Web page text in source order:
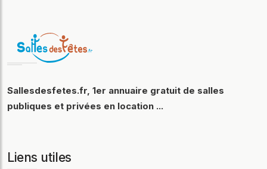
Sallesdesfetes.fr, 1er annuaire gratuit de salles
publiques et privées en location ...
Liens utiles